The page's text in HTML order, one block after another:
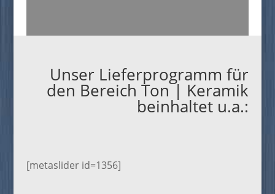
Unser Lieferprogramm für
den Bereich Ton | Keramik
beinhaltet u.a.:
[metaslider id=1356]